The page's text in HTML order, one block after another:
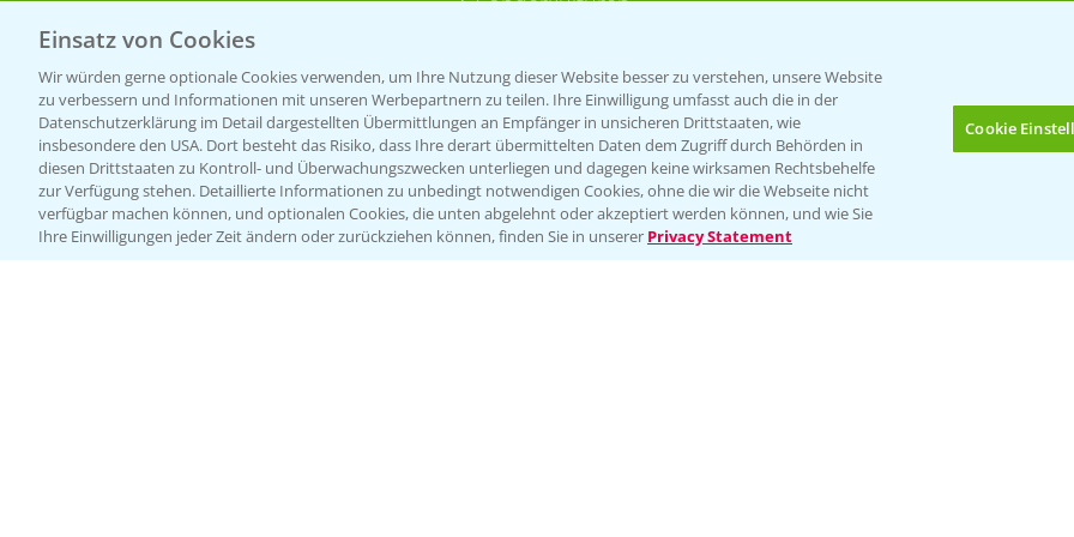
Folgen Sie uns
Einsatz von Cookies
Wir würden gerne optionale Cookies verwenden, um Ihre Nutzung dieser Website besser zu verstehen, unsere Website
zu verbessern und Informationen mit unseren Werbepartnern zu teilen. Ihre Einwilligung umfasst auch die in der
Datenschutzerklärung im Detail dargestellten Übermittlungen an Empfänger in unsicheren Drittstaaten, wie
insbesondere den USA. Dort besteht das Risiko, dass Ihre derart übermittelten Daten dem Zugriff durch Behörden in
diesen Drittstaaten zu Kontroll- und Überwachungszwecken unterliegen und dagegen keine wirksamen Rechtsbehelfe
zur Verfügung stehen. Detaillierte Informationen zu unbedingt notwendigen Cookies, ohne die wir die Webseite nicht
verfügbar machen können, und optionalen Cookies, die unten abgelehnt oder akzeptiert werden können, und wie Sie
Ihre Einwilligungen jeder Zeit ändern oder zurückziehen können, finden Sie in unserer Privacy Statement
Cookie